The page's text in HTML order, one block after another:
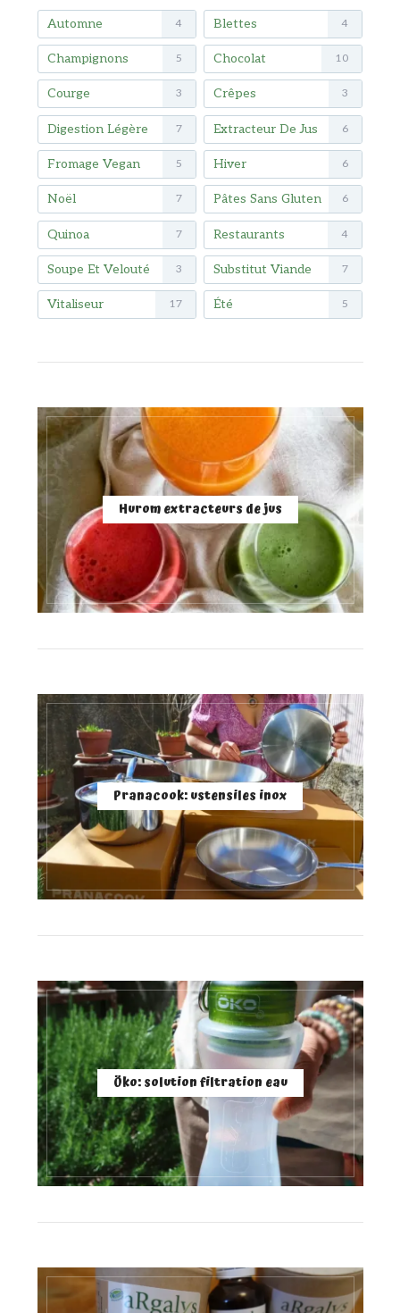
Automne 4 Blettes 4
Champignons 5 Chocolat 10
Courge 3 Crêpes 3
Digestion Légère 7 Extracteur De Jus 6
Fromage Vegan 5 Hiver 6
Noël 7 Pâtes Sans Gluten 6
Quinoa 7 Restaurants 4
Soupe Et Velouté 3 Substitut Viande 7
Vitaliseur 17 Été 5
Hurom extracteurs de jus
Pranacook: ustensiles inox
Öko: solution filtration eau